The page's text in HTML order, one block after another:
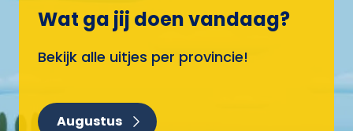
Wat ga jij doen vandaag?
Bekijk alle uitjes per provincie!
Augustus